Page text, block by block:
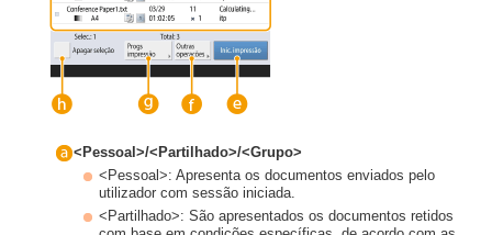
<Pessoal>/<Partilhado>/<Grupo>
<Pessoal>: Apresenta os documentos enviados pelo
utilizador com sessão iniciada.
<Partilhado>: São apresentados os documentos retidos